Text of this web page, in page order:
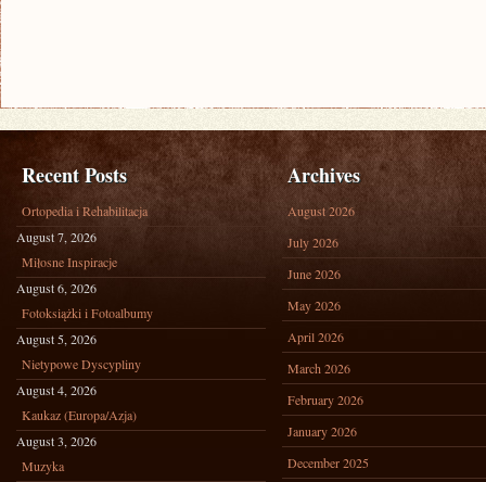
Recent Posts
Ortopedia i Rehabilitacja
August 7, 2026
Miłosne Inspiracje
August 6, 2026
Fotoksiążki i Fotoalbumy
August 5, 2026
Nietypowe Dyscypliny
August 4, 2026
Kaukaz (Europa/Azja)
August 3, 2026
Muzyka
Archives
August 2026
July 2026
June 2026
May 2026
April 2026
March 2026
February 2026
January 2026
December 2025